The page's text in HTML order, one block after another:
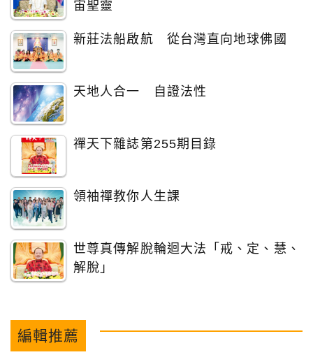
宙聖靈
新莊法船啟航 從台灣直向地球佛國
天地人合一 自證法性
禪天下雜誌第255期目錄
領袖禪教你人生課
世尊真傳解脫輪迴大法「戒、定、慧、
解脫」
編輯推薦